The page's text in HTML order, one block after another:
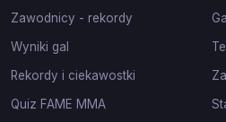
Zawodnicy - rekordy
Wyniki gal
Rekordy i ciekawostki
Quiz FAME MMA